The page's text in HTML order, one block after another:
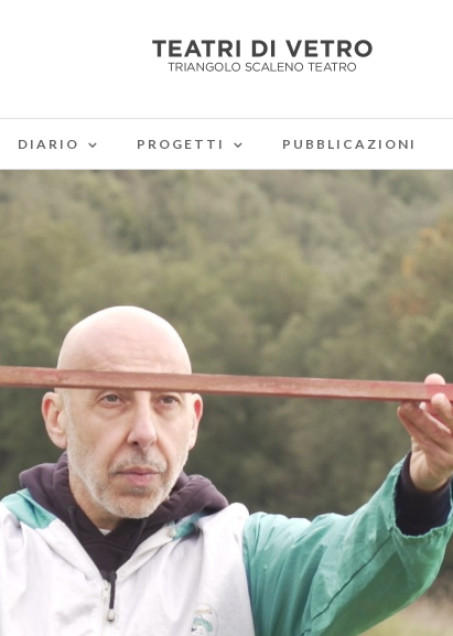
DIARIO PROGETTI PUBBLICAZIONI